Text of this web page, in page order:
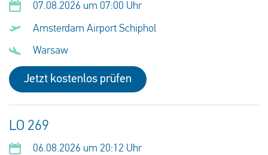
07.08.2026 um 07:00 Uhr
Amsterdam Airport Schiphol
Warsaw
Jetzt kostenlos prüfen
LO 269
06.08.2026 um 20:12 Uhr